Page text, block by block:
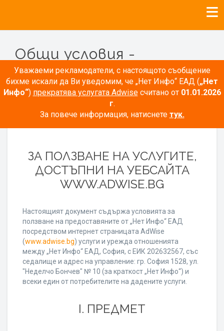
Уважаеми рекламодатели, с настоящото съобщение
бихме искали да Ви уведомим, че „Нет Инфо“ ЕАД („Нет
Инфо“) прекратява услугата Adwiseсчитано от 01.01.2026
г.
За повече информация, натиснете тук.
Общи условия -
Рекламодатели
ОБЩИ УСЛОВИЯ
ЗА ПОЛЗВАНЕ НА УСЛУГИТЕ,
ДОСТЪПНИ НА УЕБСАЙТА
WWW.ADWISE.BG
Настоящият документ съдържа условията за
ползване на предоставяните от „Нет Инфо“ ЕАД
посредством интернет страницата AdWise
(www.adwise.bg) услуги и урежда отношенията
между „Нет Инфо“ ЕАД, София, с ЕИК 202632567, със
седалище и адрес на управление: гр. София 1528, ул.
"Неделчо Бончев" № 10 (за краткост „Нет Инфо“) и
всеки един от потребителите на дадените услуги.
І. ПРЕДМЕТ